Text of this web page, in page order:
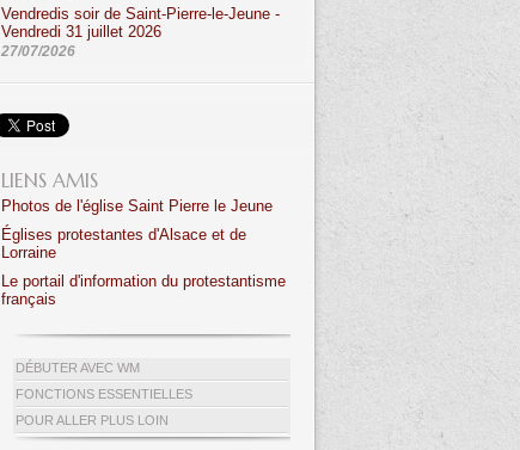
Vendredis soir de Saint-Pierre-le-Jeune -
Vendredi 31 juillet 2026
27/07/2026
LIENS AMIS
Photos de l'église Saint Pierre le Jeune
Églises protestantes d'Alsace et de
Lorraine
Le portail d'information du protestantisme
français
DÉBUTER AVEC WM
FONCTIONS ESSENTIELLES
POUR ALLER PLUS LOIN